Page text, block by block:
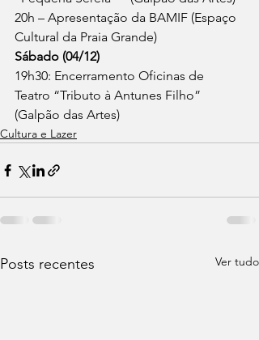
20h – Apresentação da BAMIF (Espaço
Cultural da Praia Grande)
Sábado (04/12)
19h30: Encerramento Oficinas de
Teatro “Tributo à Antunes Filho”
(Galpão das Artes)
Cultura e Lazer
Posts recentes Ver tudo